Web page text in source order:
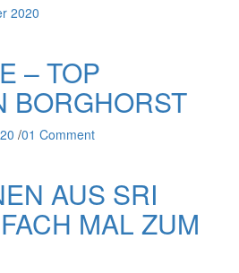
2020
– TOP
BORGHORST
/01 Comment
AUS SRI
MAL ZUM